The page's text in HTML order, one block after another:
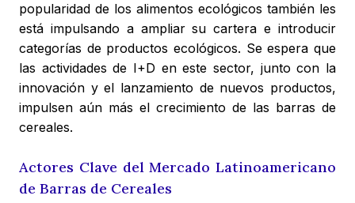
popularidad de los alimentos ecológicos también les
está impulsando a ampliar su cartera e introducir
categorías de productos ecológicos. Se espera que
las actividades de I+D en este sector, junto con la
innovación y el lanzamiento de nuevos productos,
impulsen aún más el crecimiento de las barras de
cereales.
Actores Clave del Mercado Latinoamericano
de Barras de Cereales